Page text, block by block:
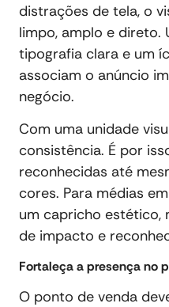
distrações de tela, o
limpo, amplo e direto.
tipografia clara e um
associam o anúncio
negócio.
Com uma unidade
consistência. É por
reconhecidas até
cores. Para médias
um capricho estético,
de impacto e
Fortaleça a presença no
O ponto de venda